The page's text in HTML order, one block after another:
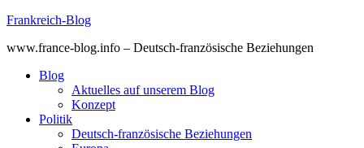
Skip
content
Frankreich-Blog
www.france-blog.info – Deutsch-französische Beziehungen
Blog
Aktuelles auf unserem Blog
Konzept
Politik
Deutsch-französische Beziehungen